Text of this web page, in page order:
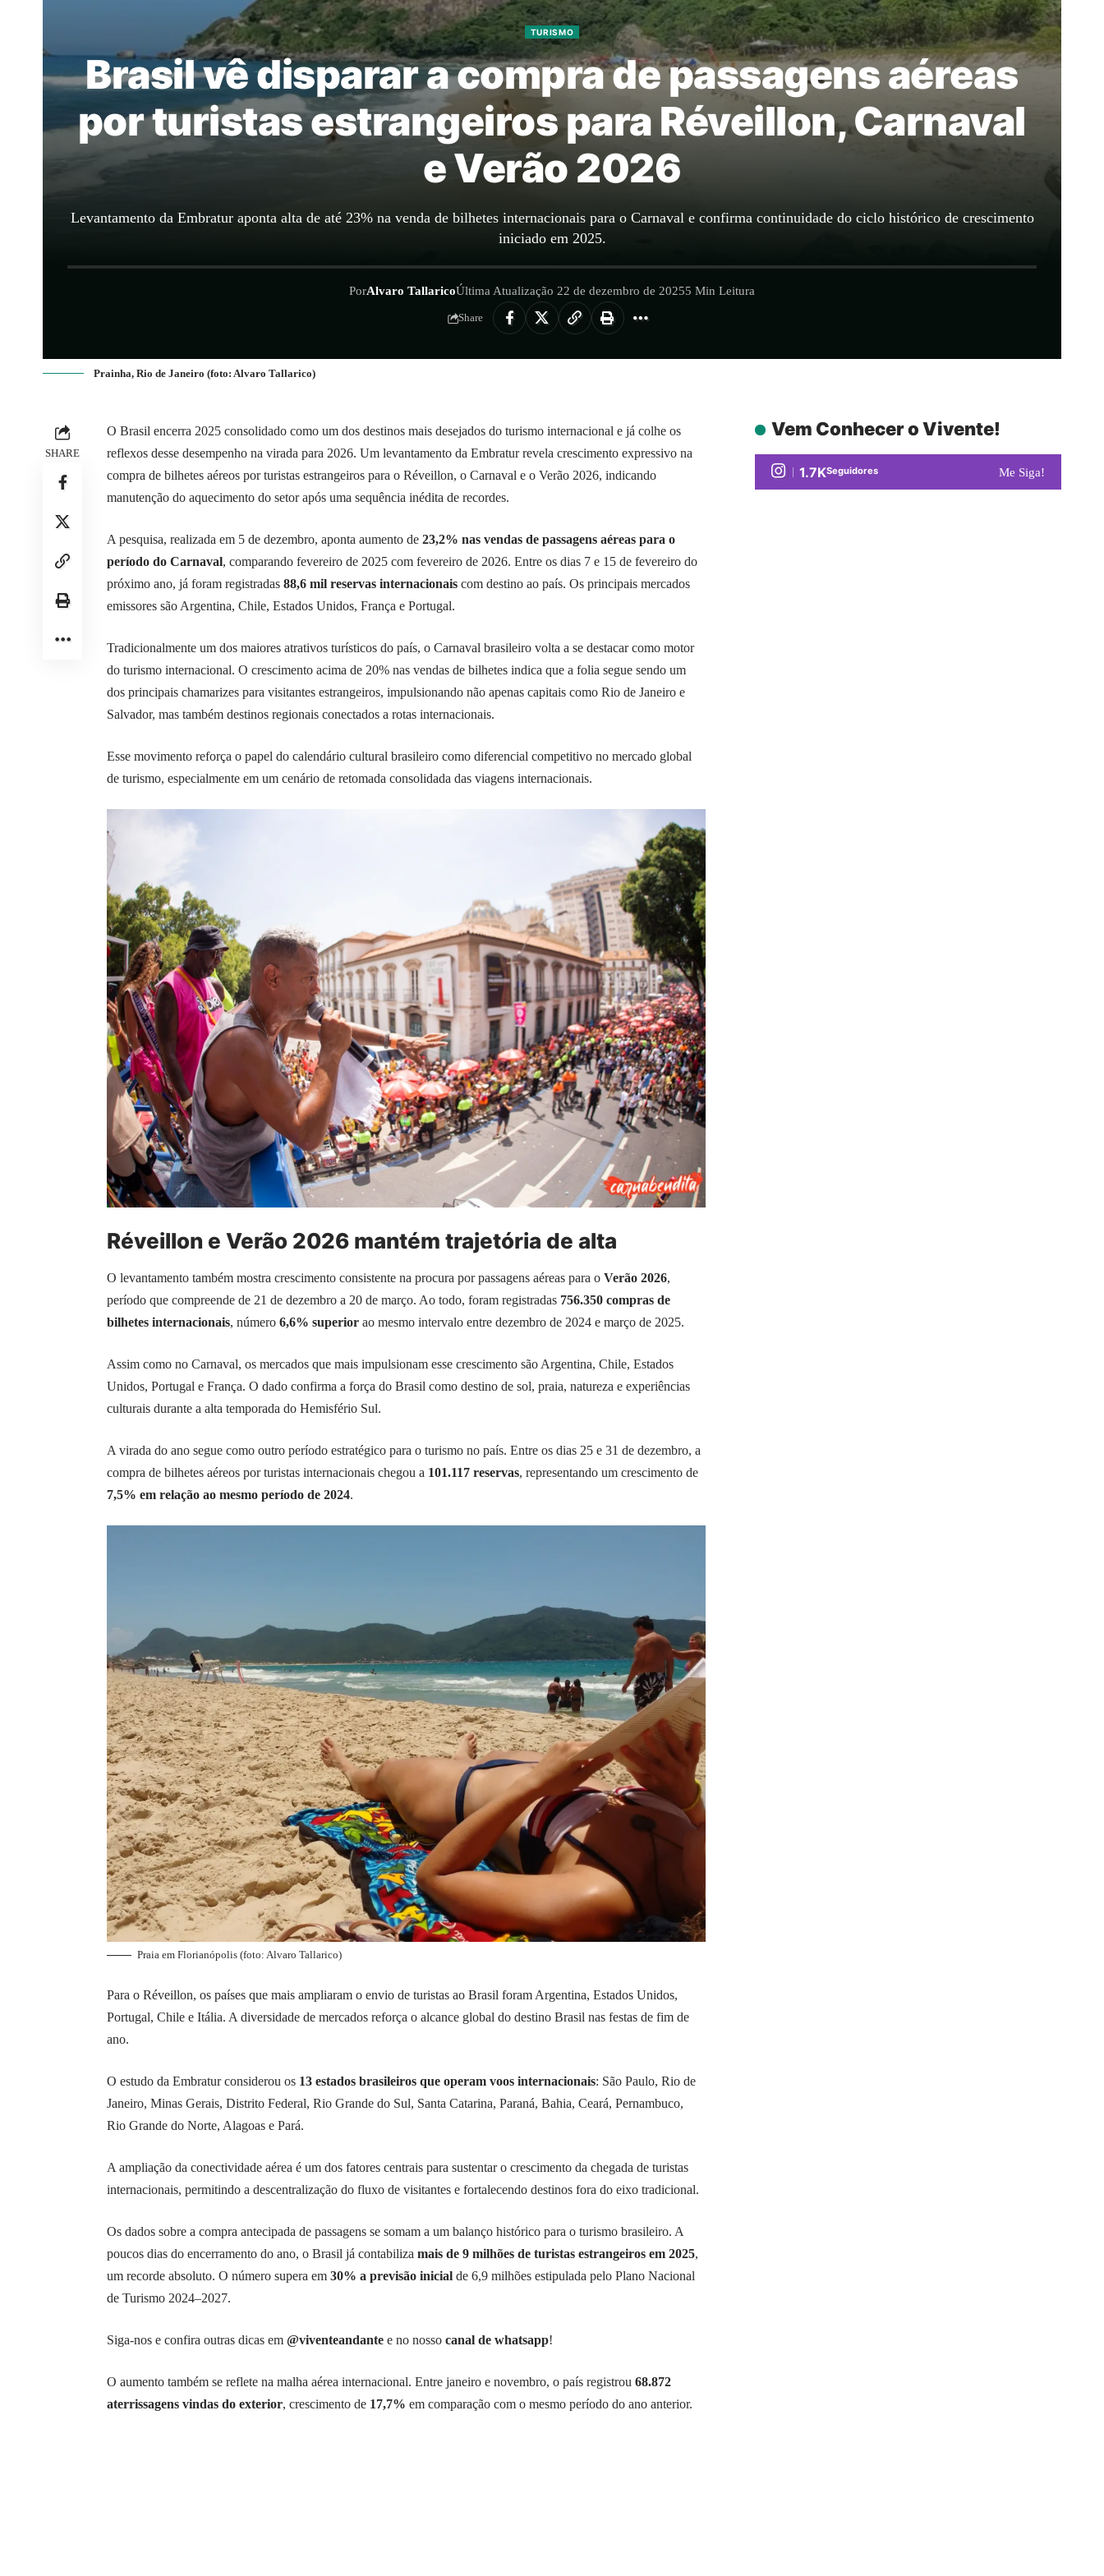
TURISMO
Brasil vê disparar a compra de passagens aéreas
por turistas estrangeiros para Réveillon, Carnaval
e Verão 2026
Levantamento da Embratur aponta alta de até 23% na venda de bilhetes internacionais para o Carnaval e confirma continuidade do ciclo histórico de crescimento
iniciado em 2025.
PorAlvaro TallaricoÚltima Atualização 22 de dezembro de 20255 Min Leitura
Share
Prainha, Rio de Janeiro (foto: Alvaro Tallarico)
SHARE
O Brasil encerra 2025 consolidado como um dos destinos mais desejados do turismo internacional e já colhe os
reflexos desse desempenho na virada para 2026. Um levantamento da Embratur revela crescimento expressivo na
compra de bilhetes aéreos por turistas estrangeiros para o Réveillon, o Carnaval e o Verão 2026, indicando
manutenção do aquecimento do setor após uma sequência inédita de recordes.
A pesquisa, realizada em 5 de dezembro, aponta aumento de 23,2% nas vendas de passagens aéreas para o
período do Carnaval, comparando fevereiro de 2025 com fevereiro de 2026. Entre os dias 7 e 15 de fevereiro do
próximo ano, já foram registradas 88,6 mil reservas internacionais com destino ao país. Os principais mercados
emissores são Argentina, Chile, Estados Unidos, França e Portugal.
Tradicionalmente um dos maiores atrativos turísticos do país, o Carnaval brasileiro volta a se destacar como motor
do turismo internacional. O crescimento acima de 20% nas vendas de bilhetes indica que a folia segue sendo um
dos principais chamarizes para visitantes estrangeiros, impulsionando não apenas capitais como Rio de Janeiro e
Salvador, mas também destinos regionais conectados a rotas internacionais.
Esse movimento reforça o papel do calendário cultural brasileiro como diferencial competitivo no mercado global
de turismo, especialmente em um cenário de retomada consolidada das viagens internacionais.
Réveillon e Verão 2026 mantém trajetória de alta
O levantamento também mostra crescimento consistente na procura por passagens aéreas para o Verão 2026,
período que compreende de 21 de dezembro a 20 de março. Ao todo, foram registradas 756.350 compras de
bilhetes internacionais, número 6,6% superior ao mesmo intervalo entre dezembro de 2024 e março de 2025.
Assim como no Carnaval, os mercados que mais impulsionam esse crescimento são Argentina, Chile, Estados
Unidos, Portugal e França. O dado confirma a força do Brasil como destino de sol, praia, natureza e experiências
culturais durante a alta temporada do Hemisfério Sul.
A virada do ano segue como outro período estratégico para o turismo no país. Entre os dias 25 e 31 de dezembro, a
compra de bilhetes aéreos por turistas internacionais chegou a 101.117 reservas, representando um crescimento de
7,5% em relação ao mesmo período de 2024.
Praia em Florianópolis (foto: Alvaro Tallarico)
Para o Réveillon, os países que mais ampliaram o envio de turistas ao Brasil foram Argentina, Estados Unidos,
Portugal, Chile e Itália. A diversidade de mercados reforça o alcance global do destino Brasil nas festas de fim de
ano.
O estudo da Embratur considerou os 13 estados brasileiros que operam voos internacionais: São Paulo, Rio de
Janeiro, Minas Gerais, Distrito Federal, Rio Grande do Sul, Santa Catarina, Paraná, Bahia, Ceará, Pernambuco,
Rio Grande do Norte, Alagoas e Pará.
A ampliação da conectividade aérea é um dos fatores centrais para sustentar o crescimento da chegada de turistas
internacionais, permitindo a descentralização do fluxo de visitantes e fortalecendo destinos fora do eixo tradicional.
Os dados sobre a compra antecipada de passagens se somam a um balanço histórico para o turismo brasileiro. A
poucos dias do encerramento do ano, o Brasil já contabiliza mais de 9 milhões de turistas estrangeiros em 2025,
um recorde absoluto. O número supera em 30% a previsão inicial de 6,9 milhões estipulada pelo Plano Nacional
de Turismo 2024–2027.
Siga-nos e confira outras dicas em @viventeandante e no nosso canal de whatsapp!
O aumento também se reflete na malha aérea internacional. Entre janeiro e novembro, o país registrou 68.872
aterrissagens vindas do exterior, crescimento de 17,7% em comparação com o mesmo período do ano anterior.
Vem Conhecer o Vivente!
1.7KSeguidores Me Siga!